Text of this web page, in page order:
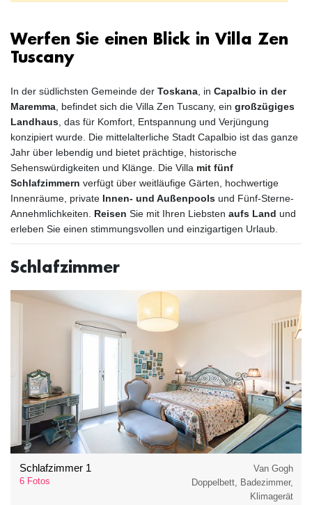
Werfen Sie einen Blick in Villa Zen
Tuscany
In der südlichsten Gemeinde der Toskana , in Capalbio in der
Maremma , befindet sich die Villa Zen Tuscany, ein großzügiges
Landhaus , das für Komfort, Entspannung und Verjüngung
konzipiert wurde. Die mittelalterliche Stadt Capalbio ist das ganze
Jahr über lebendig und bietet prächtige, historische
Sehenswürdigkeiten und Klänge. Die Villa mit fünf
Schlafzimmern verfügt über weitläufige Gärten, hochwertige
Innenräume, private Innen- und Außenpools und Fünf-Sterne-
Annehmlichkeiten. Reisen Sie mit Ihren Liebsten aufs Land und
erleben Sie einen stimmungsvollen und einzigartigen Urlaub.
Schlafzimmer
Schlafzimmer 1
6 Fotos
Van Gogh
Doppelbett, Badezimmer,
Klimagerät